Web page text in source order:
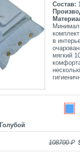
Состав:
в
мягкий
Голубой
108700